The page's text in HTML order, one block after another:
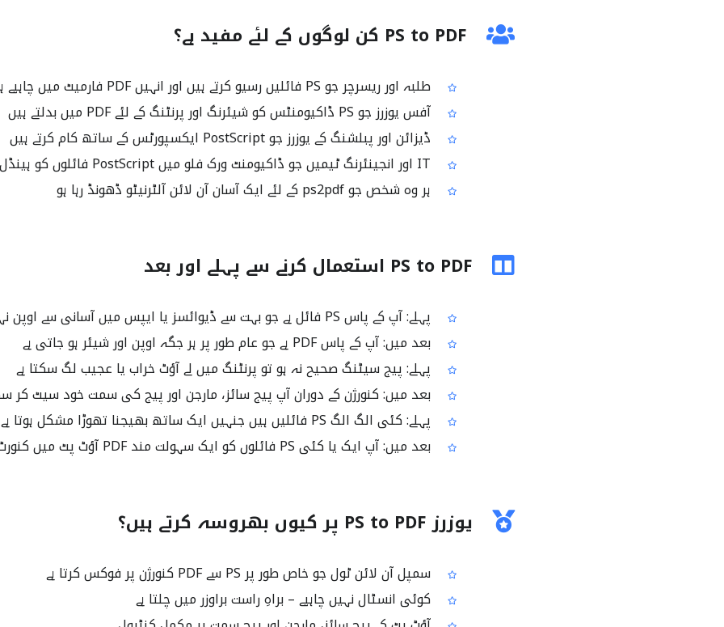
PS to PDF کن لوگوں کے لئے مفید ہے؟
طلبہ اور ریسرچر جو PS فائلیں رسیو کرتے ہیں اور انہیں PDF فارمیٹ میں چاہیے ہوتا ہے
آفس یوزرز جو PS ڈاکیومنٹس کو شیئرنگ اور پرنٹنگ کے لئے PDF میں بدلتے ہیں
ڈیزائن اور پبلشنگ کے یوزرز جو PostScript ایکسپورٹس کے ساتھ کام کرتے ہیں
ہر وہ شخص جو ps2pdf کے لئے ایک آسان آن لائن آلٹرنیٹو ڈھونڈ رہا ہو
PS to PDF استعمال کرنے سے پہلے اور بعد
پہلے: آپ کے پاس PS فائل ہے جو بہت سے ڈیوائسز یا ایپس میں آسانی سے اوپن نہیں ہوتی
بعد میں: آپ کے پاس PDF ہے جو عام طور پر ہر جگہ اوپن اور شیئر ہو جاتی ہے
پہلے: پیج سیٹنگ صحیح نہ ہو تو پرنٹنگ میں لے آؤٹ خراب یا عجیب لگ سکتا ہے
بعد میں: کنورژن کے دوران آپ پیج سائز، مارجن اور پیج کی سمت خود سیٹ کر
پہلے: کئی الگ الگ PS فائلیں ہیں جنہیں ایک ساتھ بھیجنا تھوڑا مشکل ہوتا ہے
بعد میں: آپ ایک یا کئی PS فائلوں کو ایک سہولت مند PDF آؤٹ پٹ میں کنورٹ کر سکتے ہیں
یوزرز PS to PDF پر کیوں بھروسہ کرتے ہیں؟
سمپل آن لائن ٹول جو خاص طور پر PS سے PDF کنورژن پر فوکس کرتا ہے
کوئی انسٹال نہیں چاہیے – براہِ راست براوزر میں چلتا ہے